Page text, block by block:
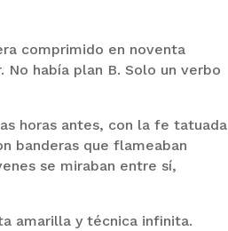
comprimido en noventa
había plan B. Solo un verbo
horas antes, con la fe tatuada
banderas que flameaban
se miraban entre sí,
amarilla y técnica infinita.